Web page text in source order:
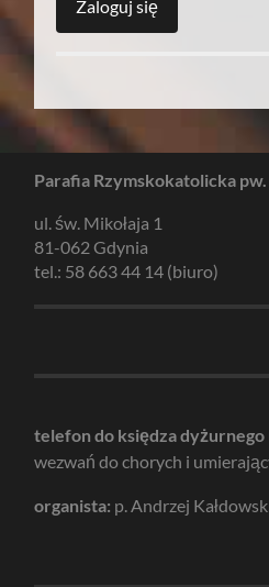
Parafia Rzymskokatolicka pw.
ul. św. Mikołaja 1
81-062 Gdynia
tel.: 58 663 44 14 (biuro)
telefon do księdza dyżurnego
wezwań do chorych i
organista: p. Andrzej